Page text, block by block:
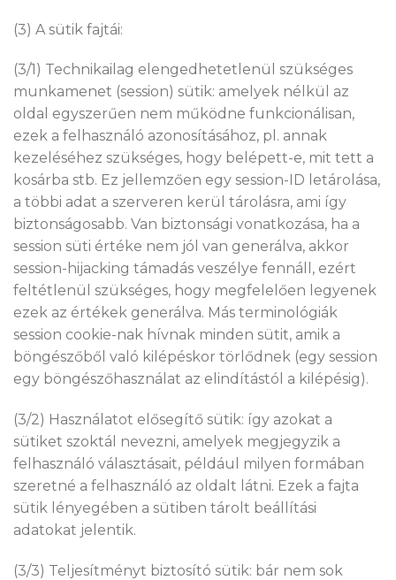
(3) A sütik fajtái:
(3/1) Technikailag elengedhetetlenül szükséges
munkamenet (session) sütik: amelyek nélkül az
oldal egyszerűen nem működne funkcionálisan,
ezek a felhasználó azonosításához, pl. annak
kezeléséhez szükséges, hogy belépett-e, mit tett a
kosárba stb. Ez jellemzően egy session-ID letárolása,
a többi adat a szerveren kerül tárolásra, ami így
biztonságosabb. Van biztonsági vonatkozása, ha a
session süti értéke nem jól van generálva, akkor
session-hijacking támadás veszélye fennáll, ezért
feltétlenül szükséges, hogy megfelelően legyenek
ezek az értékek generálva. Más terminológiák
session cookie-nak hívnak minden sütit, amik a
böngészőből való kilépéskor törlődnek (egy session
egy böngészőhasználat az elindítástól a kilépésig).
(3/2) Használatot elősegítő sütik: így azokat a
sütiket szoktál nevezni, amelyek megjegyzik a
felhasználó választásait, például milyen formában
szeretné a felhasználó az oldalt látni. Ezek a fajta
sütik lényegében a sütiben tárolt beállítási
adatokat jelentik.
(3/3) Teljesítményt biztosító sütik: bár nem sok